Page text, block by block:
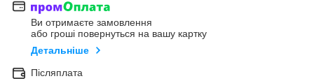
Ви отримаєте замовлення
або гроші повернуться на вашу картку
Детальніше
Післяплата